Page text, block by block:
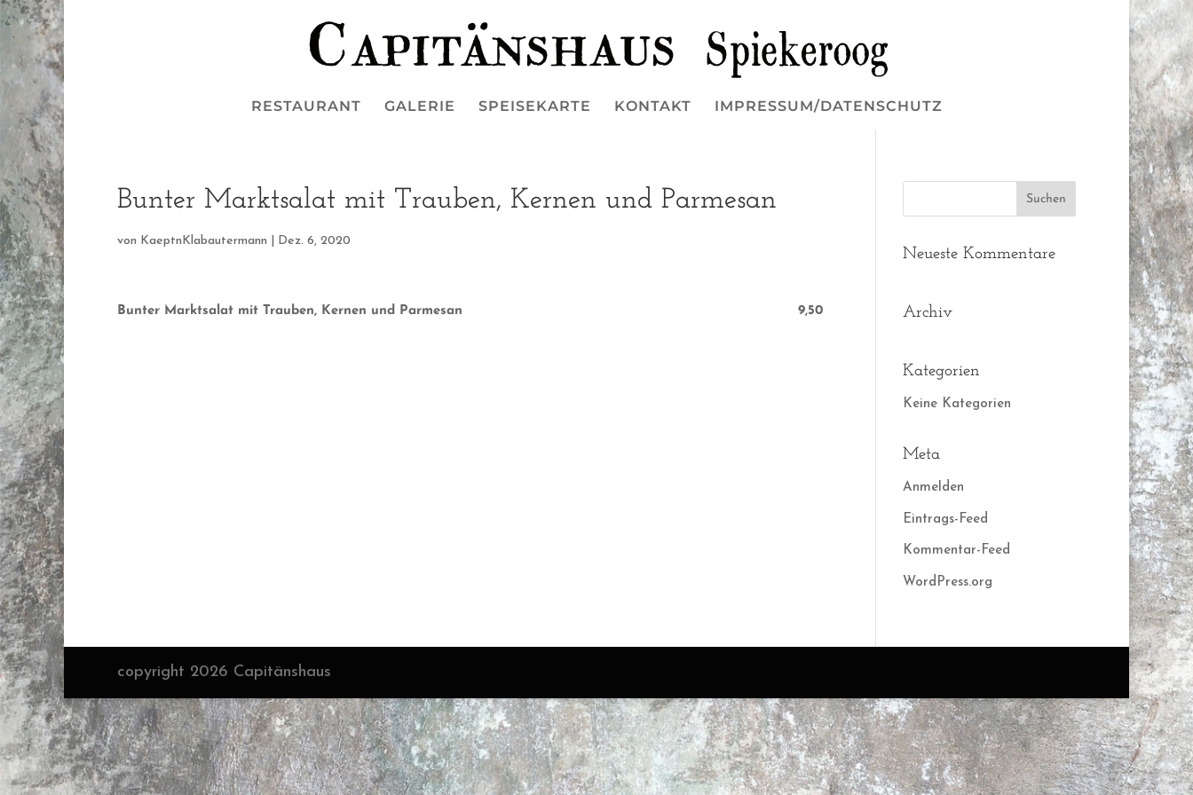
RESTAURANT GALERIE SPEISEKARTE KONTAKT IMPRESSUM/DATENSCHUTZ
Bunter Marktsalat mit Trauben, Kernen und Parmesan
von KaeptnKlabautermann Dez. 6, 2020
Bunter Marktsalat mit Trauben, Kernen und Parmesan 9,50
Neueste Kommentare
Archiv
Kategorien
Keine Kategorien
Meta
Anmelden
Eintrags-Feed
Kommentar-Feed
WordPress.org
copyright 2026 Capitänshaus